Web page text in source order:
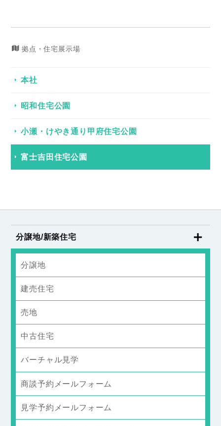
拠点・住宅展示場
本社
昭和住宅公園
小瀬・けやき通り甲府住宅公園
富士吉田住宅公園
分譲地/新築住宅
分譲地
建売住宅
売地
中古住宅
バーチャル見学
商談予約メールフォーム
見学予約メールフォーム